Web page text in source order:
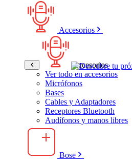
Accesorios
Accesorios
Ver todo en accesorios
Micrófonos
Bases
Cables y Adaptadores
Receptores Bluetooth
Audífonos y manos libres
Bose